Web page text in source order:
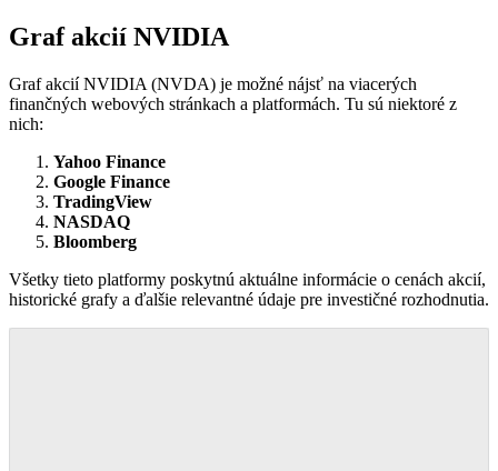
Graf akcií NVIDIA
Graf akcií NVIDIA (NVDA) je možné nájsť na viacerých
finančných webových stránkach a platformách. Tu sú niektoré z
nich:
Yahoo Finance
Google Finance
TradingView
NASDAQ
Bloomberg
Všetky tieto platformy poskytnú aktuálne informácie o cenách akcií,
historické grafy a ďalšie relevantné údaje pre investičné rozhodnutia.